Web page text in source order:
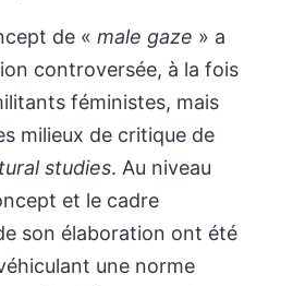
de « male gaze » a
controversée, à la fois
féministes, mais
milieux de critique de
studies. Au niveau
et le cadre
son élaboration ont été
une norme